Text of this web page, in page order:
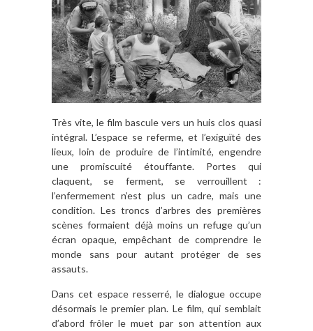
Très vite, le film bascule vers un huis clos quasi
intégral. L’espace se referme, et l’exiguïté des
lieux, loin de produire de l’intimité, engendre
une promiscuité étouffante. Portes qui
claquent, se ferment, se verrouillent :
l’enfermement n’est plus un cadre, mais une
condition. Les troncs d’arbres des premières
scènes formaient déjà moins un refuge qu’un
écran opaque, empêchant de comprendre le
monde sans pour autant protéger de ses
assauts.
Dans cet espace resserré, le dialogue occupe
désormais le premier plan. Le film, qui semblait
d’abord frôler le muet par son attention aux